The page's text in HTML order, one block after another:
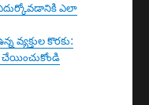
ఎలా
వ్యక్తుల కొరకు:
చేయించుకోండి